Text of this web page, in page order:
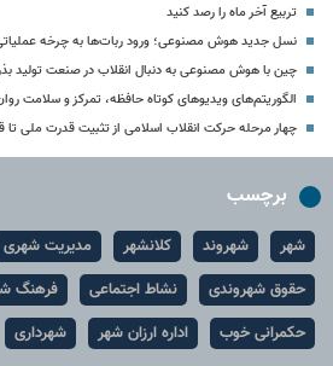
تربیع آخر ماه را رصد کنید
نسل جدید هوش مصنوعی؛ ورود ربات‌ها به چرخه
چین با هوش مصنوعی به دنبال انقلاب در صنعت تولید
الگوریتم‌های ویدیوهای کوتاه حافظه، تمرکز و سلامت
چهار مرحله حرکت انقلاب اسلامی از تثبیت قدرت ملی تا
برچسب
شهر شهروند کلانشهر مدیریت شهری
حقوق شهروندی
نشاط اجتماعی فرهنگ
حکمرانی خوب
اداره ارزان شهر شهرداری